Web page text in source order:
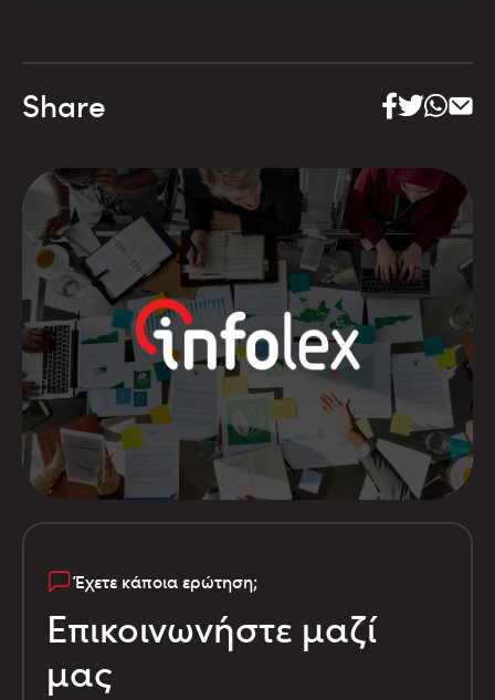
Share
Έχετε κάποια ερώτηση;
Επικοινωνήστε μαζί
μας